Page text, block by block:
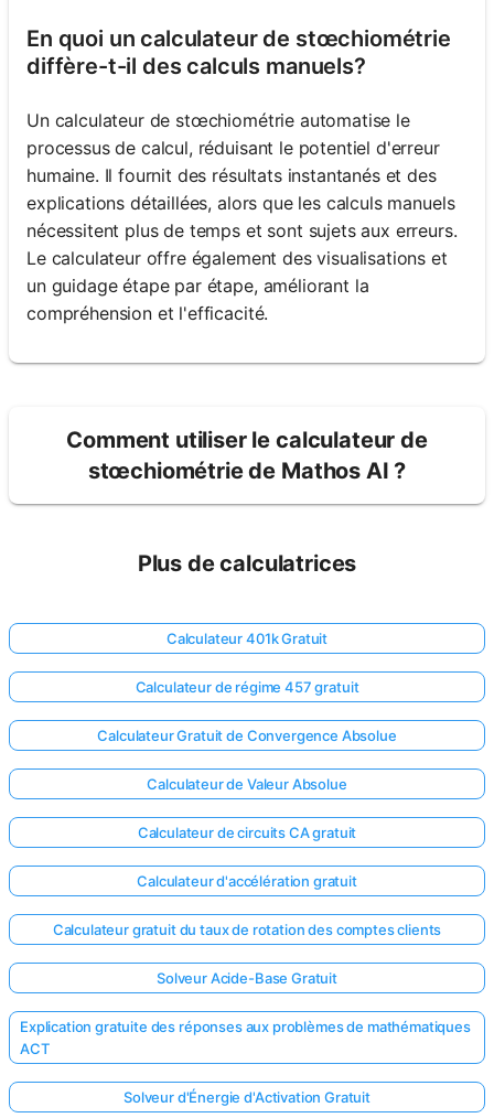
En quoi un calculateur de stœchiométrie
diffère-t-il des calculs manuels?
Un calculateur de stœchiométrie automatise le
processus de calcul, réduisant le potentiel d'erreur
humaine. Il fournit des résultats instantanés et des
explications détaillées, alors que les calculs manuels
nécessitent plus de temps et sont sujets aux erreurs.
Le calculateur offre également des visualisations et
un guidage étape par étape, améliorant la
compréhension et l'efficacité.
Comment utiliser le calculateur de
stœchiométrie de Mathos AI ?
Plus de calculatrices
Calculateur 401k Gratuit
Calculateur de régime 457 gratuit
Calculateur Gratuit de Convergence Absolue
Calculateur de Valeur Absolue
Calculateur de circuits CA gratuit
Calculateur d'accélération gratuit
Calculateur gratuit du taux de rotation des comptes clients
Solveur Acide-Base Gratuit
Explication gratuite des réponses aux problèmes de mathématiques
ACT
Solveur d'Énergie d'Activation Gratuit